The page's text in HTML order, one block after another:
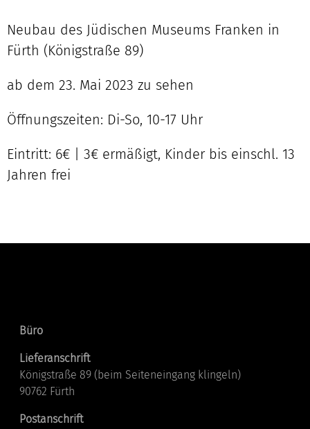
Neubau des Jüdischen Museums Franken in
Fürth (Königstraße 89)
ab dem 23. Mai 2023 zu sehen
Öffnungszeiten: Di-So, 10-17 Uhr
Eintritt: 6€ | 3€ ermäßigt, Kinder bis einschl. 13
Jahren frei
Büro
Lieferanschrift
Königstraße 89 (beim Seiteneingang klingeln)
90762 Fürth
Postanschrift